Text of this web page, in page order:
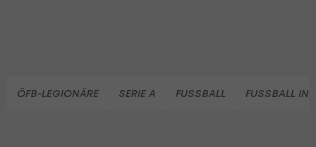
ÖFB-LEGIONÄRE SERIE A FUSSBALL FUSSBALL